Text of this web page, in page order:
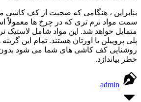
بنابراین ، هنگامی که صحبت از کف کاشی
سمت مواد نرم تری که در چرخ ها معمولاً
متمایل خواهد شد. این مواد شامل لاستیک
پلی پروپیلن یا اورتان هستند. تمام این
روشنایی کف کاشی های شما می شود بدون
خطر بیاندازد.
admin